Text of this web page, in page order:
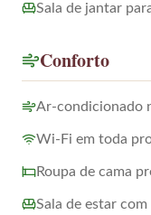
Sala de jantar
Conforto
Ar-condicionado
Wi-Fi em toda
Roupa de cama
Sala de estar com